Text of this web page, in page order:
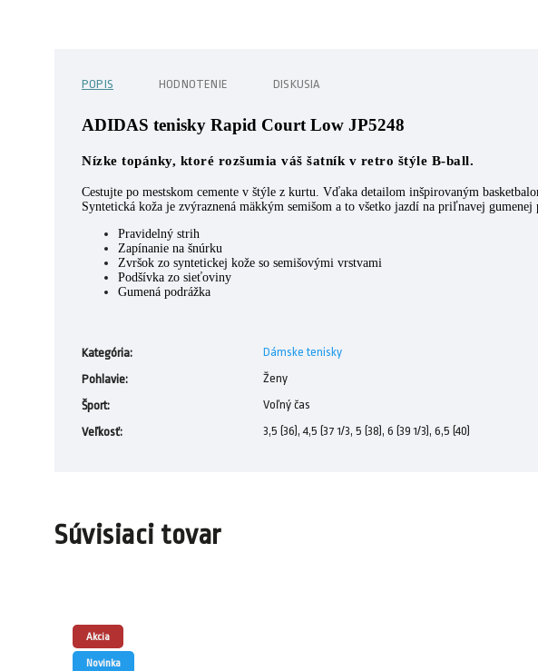
POPIS HODNOTENIE DISKUSIA
ADIDAS tenisky Rapid Court Low JP5248
Nízke topánky, ktoré rozšumia váš šatník v retro štýle B-ball.
Cestujte po mestskom cemente v štýle z kurtu. Vďaka detailom inšpirovaným
Syntetická koža je zvýraznená mäkkým semišom a to všetko jazdí na priľnavej gumenej
Pravidelný strih
Zapínanie na šnúrku
Zvršok zo syntetickej kože so semišovými vrstvami
Podšívka zo sieťoviny
Gumená podrážka
Kategória:
Dámske tenisky
Pohlavie:
Ženy
Šport:
Voľný čas
Veľkosť: 3,5 (36), 4,5 (37 1/3, 5 (38), 6 (39 1/3), 6,5 (40)
Súvisiaci tovar
Akcia
Novinka